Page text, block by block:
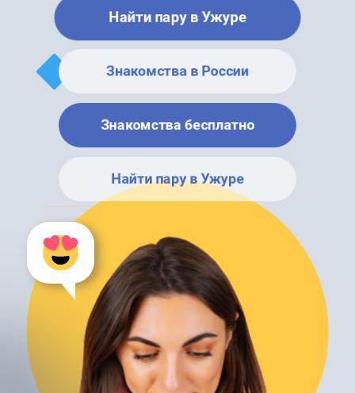
Найти пару в Ужуре
Знакомства в России
Знакомства бесплатно
Найти пару в Ужуре